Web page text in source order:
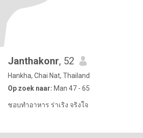
Janthakonr, 52
Hankha, Chai Nat, Thailand
Op zoek naar: Man 47 - 65
ชอบทำอาหาร ร่าเริง จริงใจ